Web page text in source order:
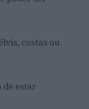
costas ou
de estar